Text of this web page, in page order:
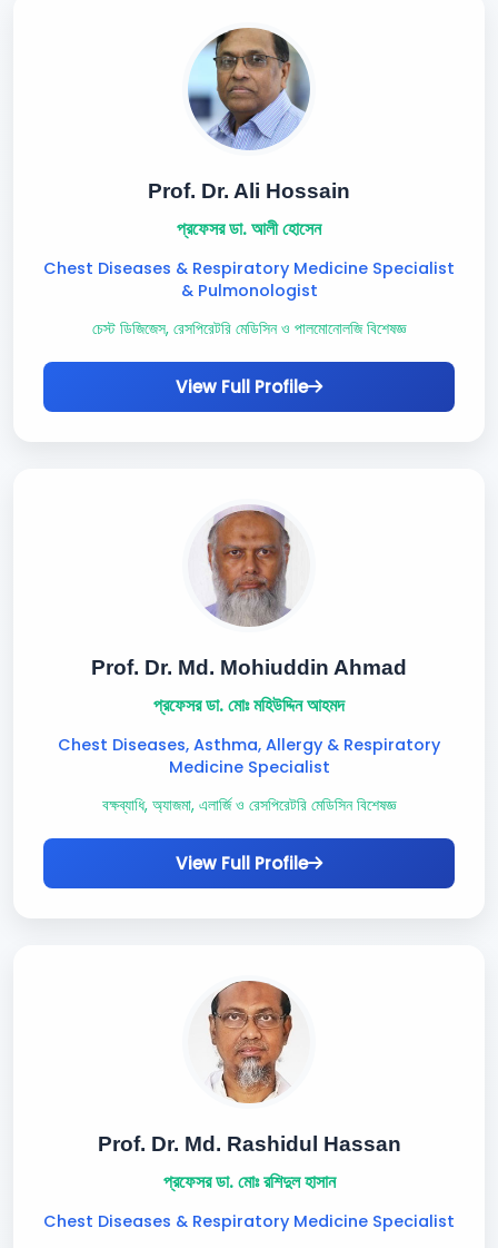
Prof. Dr. Ali Hossain
প্রফেসর ডা. আলী হোসেন
Chest Diseases & Respiratory Medicine Specialist
& Pulmonologist
চেস্ট ডিজিজেস, রেসপিরেটরি মেডিসিন ও পালমোনোলজি বিশেষজ্ঞ
View Full Profile
Prof. Dr. Md. Mohiuddin Ahmad
প্রফেসর ডা. মোঃ মহিউদ্দিন আহমদ
Chest Diseases, Asthma, Allergy & Respiratory
Medicine Specialist
বক্ষব্যাধি, অ্যাজমা, এলার্জি ও রেসপিরেটরি মেডিসিন বিশেষজ্ঞ
View Full Profile
Prof. Dr. Md. Rashidul Hassan
প্রফেসর ডা. মোঃ রশিদুল হাসান
Chest Diseases & Respiratory Medicine Specialist